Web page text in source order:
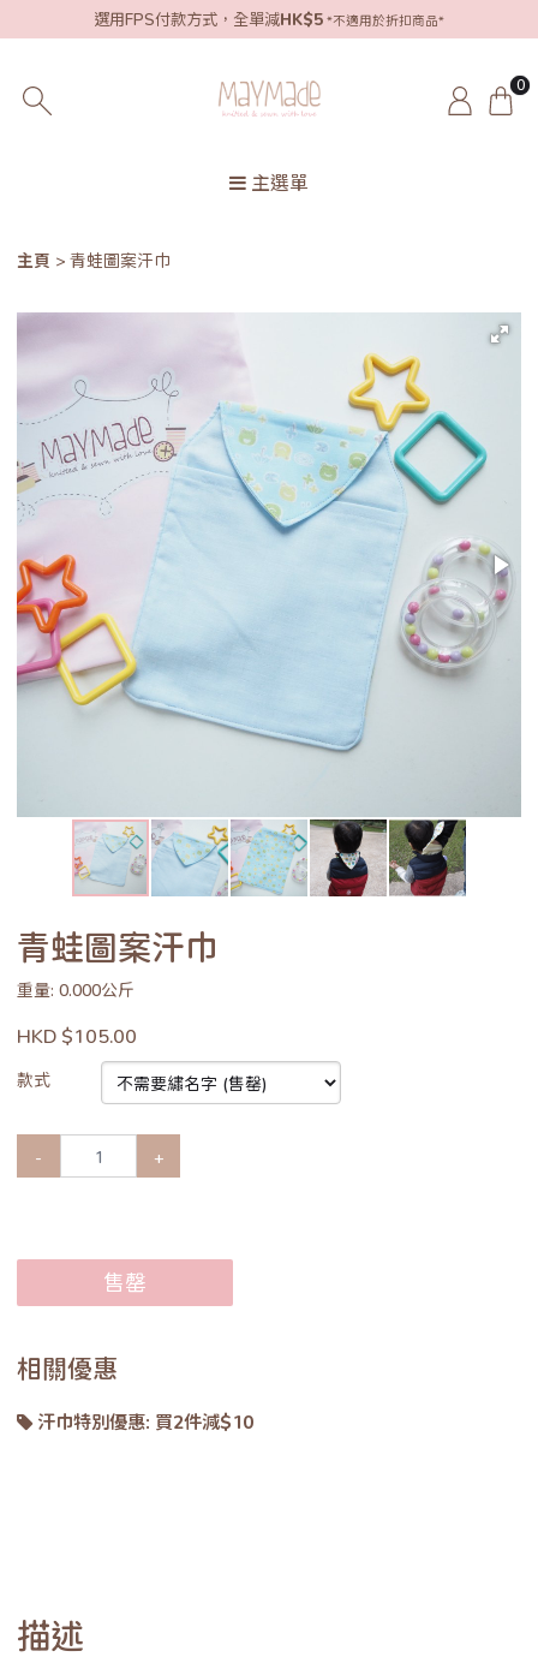
選用FPS付款方式，全單減HK$5 *不適用於折扣商品*
0
主選單
主頁 青蛙圖案汗巾
青蛙圖案汗巾
重量: 0.000公斤
HKD $105.00
款式
- +
售罄
相關優惠
汗巾特別優惠: 買2件減$10
描述